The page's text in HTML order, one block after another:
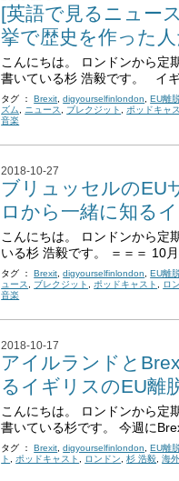
[英語で見るニュー
挙で歴史を作った
こんにちは。 ロンドンから定
書いている杉 浩毅です。 イ
タグ ： Brexit,digyourselfinlondon, EU離
ズム, ニュース, ブレクジット ,ポッドキャ
音楽
2018-10-27
ブリュッセルのEU
ロから一緒に知る
こんにちは。 ロンドンから定
いる杉 浩毅です。 ＝＝＝ 10
タグ ： Brexit,digyourselfinlondon, EU離
ュース, ブレクジット ,ポッドキャスト , ロ
音楽
2018-10-17
アイルランドと
るイギリスのEU離
こんにちは。 ロンドンから定
書いている杉です。 今週に
タグ ： Brexit,digyourselfinlondon, EU離
ト ,ポッドキャスト , ロンドン,杉 浩毅,海